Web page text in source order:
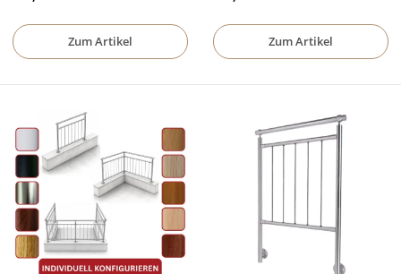
Zum Artikel Zum Artikel